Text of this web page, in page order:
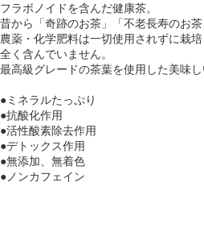
フラボノイドを含んだ健康茶。
昔から「奇跡のお茶」「不老長寿のお茶
農薬・化学肥料は一切使用されずに栽
全く含んでいません。
最高級グレードの茶葉を使用した美味し
●ミネラルたっぷり
●抗酸化作用
●活性酸素除去作用
●デトックス作用
●無添加、無着色
●ノンカフェイン